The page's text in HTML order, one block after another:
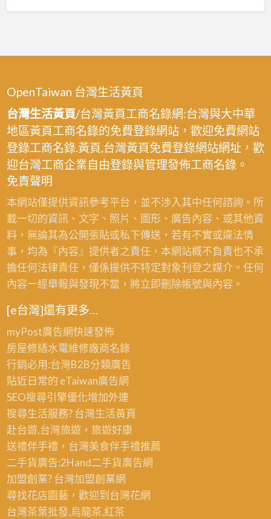
OpenTaiwan 台灣生活黃頁
台灣生活黃頁/台灣黃頁工商名錄網:台灣與大中華
地區黃頁工商名錄的免費登錄網站，歡迎免費網站
登錄工商名錄.黃頁,台灣黃頁免費登錄網站網址，歡
迎台灣工商企業自由登錄與管理發佈工商名錄。
免責聲明
本網站僅提供資訊參考平台，並不涉入其中任何諮詢。所
載一切的資訊、文字、照片、圖形、廣告內容、或其他資
料，無論其為公開張貼或私下傳送，若有不實或違法情
事，均為『內容』提供者之責任，本網站概不負責也不承
擔任何法律責任，僅係提供不特定對象刊登之媒介。任何
內容一經舉報與發現不當，將立即刪除帳號與內容。
[e台灣]還有更多…
myPost廣告網快速發佈
房屋修繕水電維修廠商名錄
行銷必用:台灣B2B分類廣告
貼近日常的 eTaiwan廣告網
SEO搜尋引擎優化增加外連
搜尋生活服務? 台灣生活黃頁
赴台遊,台灣旅遊，旅遊好康
送禮伴手禮，台灣美食伴手禮推薦
二手貨廣告:2Hand二手貨廣告網
加盟創業? 台灣加盟創業網
尋找花店園藝，歡迎到 台灣花網
台灣茶葉批發,烏龍茶,紅茶